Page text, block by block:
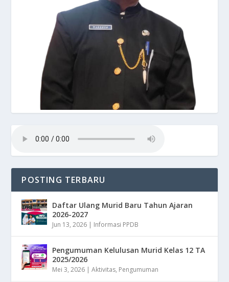
POSTING TERBARU
Daftar Ulang Murid Baru Tahun Ajaran
2026-2027
Jun 13, 2026 | Informasi PPDB
Pengumuman Kelulusan Murid Kelas 12 TA
2025/2026
Mei 3, 2026 |Aktivitas, Pengumuman